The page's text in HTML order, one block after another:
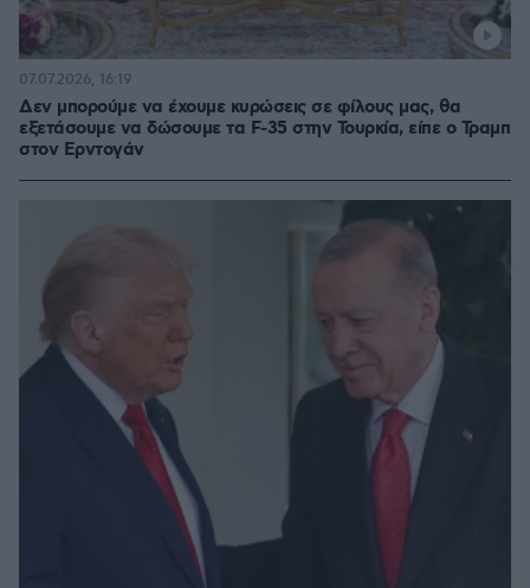
Δεν μπορούμε να έχουμε κυρώσεις σε φίλους μας, θα
εξετάσουμε να δώσουμε τα F-35 στην Τουρκία, είπε ο Τραμπ
στον Ερντογάν
07.07.2026, 16:19